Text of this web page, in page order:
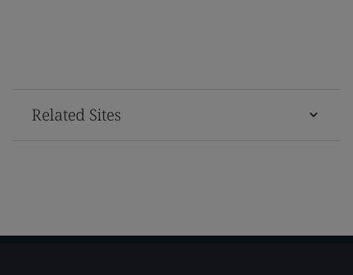
Related Sites